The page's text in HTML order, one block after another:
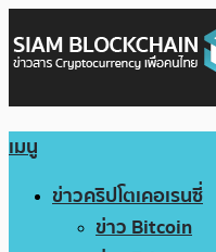
เมนู
ข่าวคริปโตเคอเรนซี่
ข่าว Bitcoin